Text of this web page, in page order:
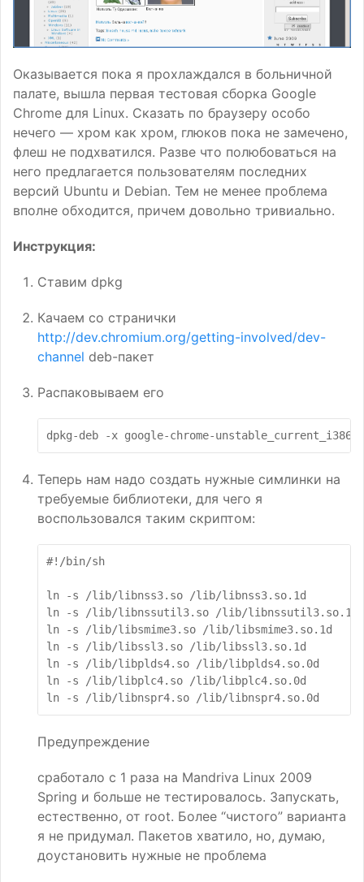
Оказывается пока я прохлаждался в больничной
палате, вышла первая тестовая сборка Google
Chrome для Linux. Сказать по браузеру особо
нечего — хром как хром, глюков пока не замечено,
флеш не подхватился. Разве что полюбоваться на
него предлагается пользователям последних
версий Ubuntu и Debian. Тем не менее проблема
вполне обходится, причем довольно тривиально.
Инструкция:
Ставим dpkg
Качаем со странички
http://dev.chromium.org/getting-involved/dev-
channel deb-пакет
Распаковываем его
dpkg-deb -x google-chrome-
Теперь нам надо создать нужные симлинки на
требуемые библиотеки, для чего я
воспользовался таким скриптом:
#!/bin/sh
ln -s /lib/libnss3.so /lib/libnss3.so.1d
ln
-s /lib/libnssutil3.so /lib/libnssutil3.so.1d
ln
-s /lib/libsmime3.so /lib/libsmime3.so.1d
ln
-s /lib/libssl3.so /lib/libssl3.so.1d
ln
-s /lib/libplds4.so /lib/libplds4.so.0d
ln
-s /lib/libplc4.so /lib/libplc4.so.0d
ln
-s /lib/libnspr4.so
Предупреждение
сработало с 1 раза на Mandriva Linux 2009
Spring и больше не тестировалось. Запускать,
естественно, от root. Более “чистого” варианта
я не придумал. Пакетов хватило, но, думаю,
доустановить нужные не проблема